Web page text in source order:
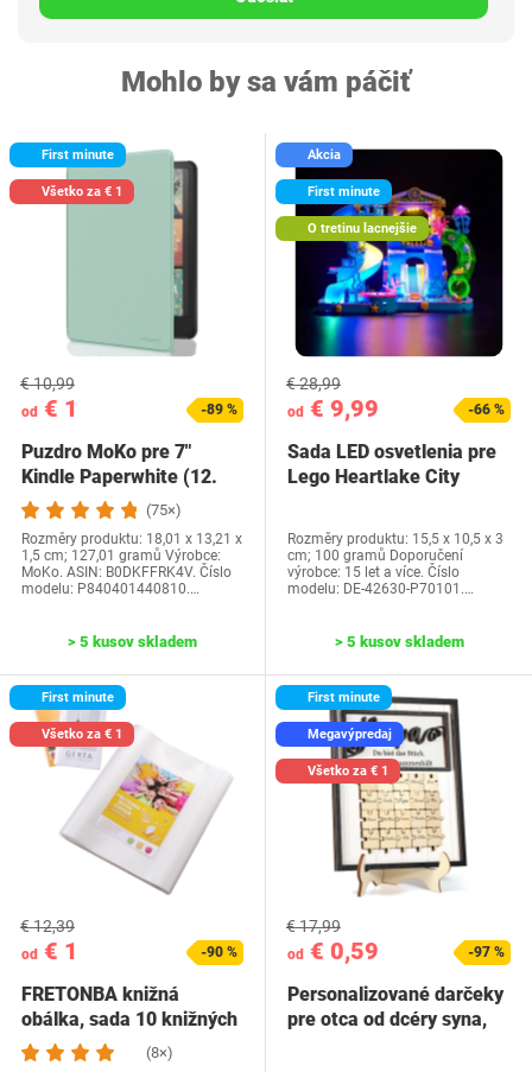
Mohlo by sa vám páčiť
First minute
Všetko za € 1
od € 1
€ 10,99
-89 %
Puzdro MoKo pre 7"
Kindle Paperwhite (12.
generácia-2024) a…
(75×)
Rozměry produktu: 18,01 x 13,21 x
1,5 cm; 127,01 gramů Výrobce:
MoKo. ASIN: B0DKFFRK4V. Číslo
modelu: P840401440810.…
> 5 kusov skladem
Akcia
First minute
O tretinu lacnejšie
od € 9,99
€ 28,99
-66 %
Sada LED osvetlenia pre
Lego Heartlake City
Rozměry produktu: 15,5 x 10,5 x 3
cm; 100 gramů Doporučení
výrobce: 15 let a více. Číslo
modelu: DE-42630-P70101.…
> 5 kusov skladem
First minute
Všetko za € 1
od € 1
€ 12,39
-90 %
FRETONBA knižná
obálka, sada 10 knižných
dosiek, priehľadné…
(8×)
First minute
Megavýpredaj
Všetko za € 1
od € 0,59
€ 17,99
-97 %
Personalizované darčeky
pre otca od dcéry syna,